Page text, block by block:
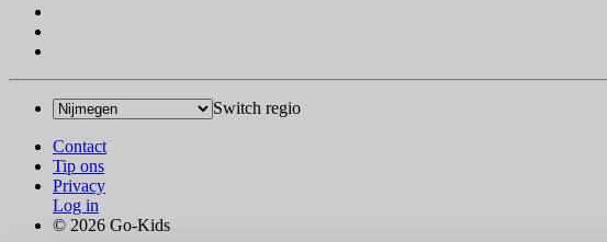
Switch regio
Contact
Tip ons
Privacy
Log in
© 2026 Go-Kids